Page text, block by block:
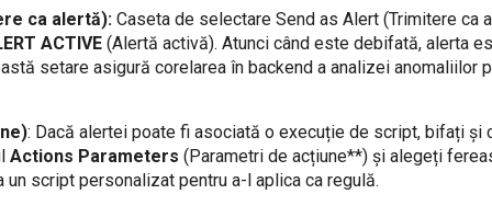
ca alertă): Caseta de selectare Send as Alert (Trimitere ca
ACTIVE (Alertă activă). Atunci când este debifată, alerta
setare asigură corelarea în backend a analizei anomaliilor
: Dacă alertei poate fi asociată o execuție de script, bifați
Actions Parameters (Parametri de acțiune**) și alegeți
un script personalizat pentru a-l aplica ca regulă.